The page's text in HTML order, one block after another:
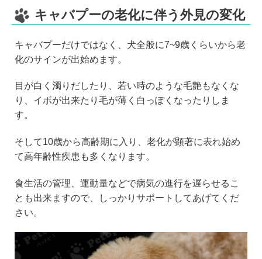
キャバプーの老化に伴う外見の変化
キャバプーだけではなく、犬全般に7~9歳くらいから老
化のサインが出始めます。
目が白く濁りだしたり、若い時のような毛艶もなくな
り、イボが出来たり毛が薄く白っぽくなったりしま
す。
そして10歳から高齢期に入り、老化が顕著に表れ始め
て高年齢性疾患も多くなります。
食生活の管理、運動量などで病気の進行を遅らせるこ
とも出来ますので、しっかりサポートしてあげてくだ
さい。